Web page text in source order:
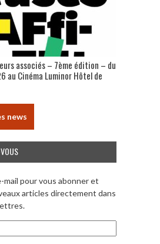
associés – 7ème édition – du
au Cinéma Luminor Hôtel de
news
mail pour vous abonner et
articles directement dans